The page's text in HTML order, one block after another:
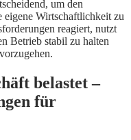
um den
Wirtschaftlichkeit zu
reagiert, nutzt
Betrieb stabil zu halten
belastet –
für